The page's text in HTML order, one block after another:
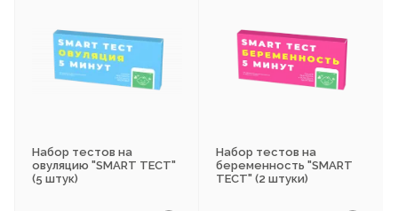
Набор тестов на
овуляцию "SMART ТЕСТ"
(5 штук)
Набор тестов на
беременность "SMART
ТЕСТ" (2 штуки)